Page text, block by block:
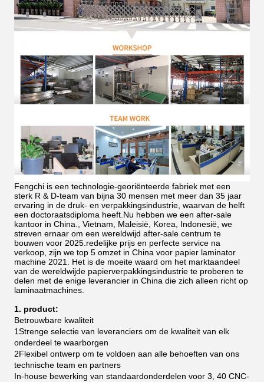
Fengchi is een technologie-georiënteerde fabriek met een
sterk R & D-team van bijna 30 mensen met meer dan 35 jaar
ervaring in de druk- en verpakkingsindustrie, waarvan de helft
een doctoraatsdiploma heeft.Nu hebben we een after-sale
kantoor in China., Vietnam, Maleisië, Korea, Indonesië, we
streven ernaar om een wereldwijd after-sale centrum te
bouwen voor 2025.redelijke prijs en perfecte service na
verkoop, zijn we top 5 omzet in China voor papier laminator
machine 2021. Het is de moeite waard om het marktaandeel
van de wereldwijde papierverpakkingsindustrie te proberen te
delen met de enige leverancier in China die zich alleen richt op
laminaatmachines.
1. product:
Betrouwbare kwaliteit
1Strenge selectie van leveranciers om de kwaliteit van elk
onderdeel te waarborgen
2Flexibel ontwerp om te voldoen aan alle behoeften van ons
technische team en partners
In-house bewerking van standaardonderdelen voor 3, 40 CNC-